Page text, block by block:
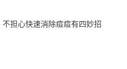
担心快速消除痘痘有四妙招